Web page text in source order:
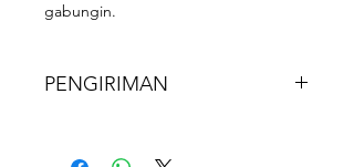
gabungin.
bunganya.
PENGIRIMAN
Gojek/Grab.